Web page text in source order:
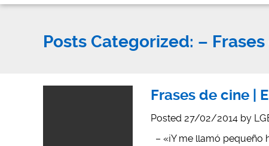
Posts Categorized: –
Frases de cine |
Posted 27/02/2014 by
– «¡Y me llamó pequeño